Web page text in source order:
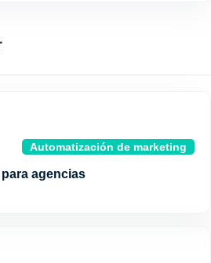
Automatización de marketing
agencias